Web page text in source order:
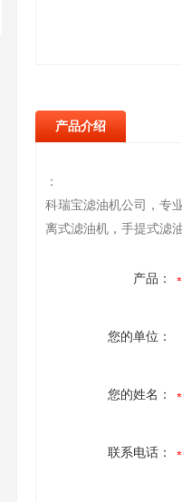
产品介绍
：
科瑞宝滤油机公司，专
离式滤油机，手提式滤
产品：
您的单位：
您的姓名：
联系电话：